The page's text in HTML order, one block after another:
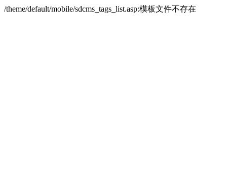
/theme/default/mobile/sdcms_tags_list.asp:模板文件不存在